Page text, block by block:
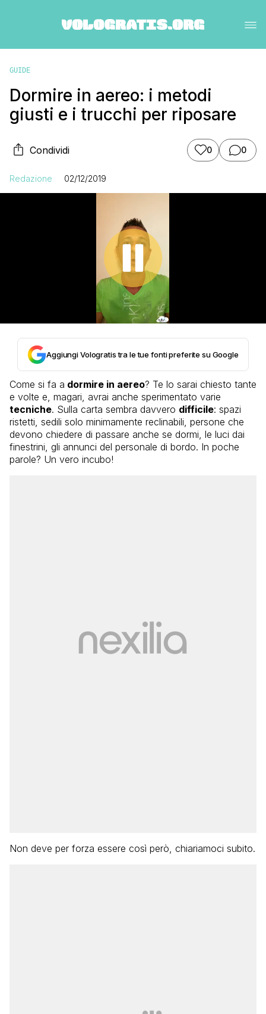
GUIDE
Dormire in aereo: i metodi
giusti e i trucchi per riposare
Condividi 0 0
Redazione 02/12/2019
Aggiungi Vologratis tra le tue fonti preferite su Google
Come si fa a dormire in aereo? Te lo sarai chiesto tante
e volte e, magari, avrai anche sperimentato varie
tecniche. Sulla carta sembra davvero difficile: spazi
ristetti, sedili solo minimamente reclinabili, persone che
devono chiedere di passare anche se dormi, le luci dai
finestrini, gli annunci del personale di bordo. In poche
parole? Un vero incubo!
Non deve per forza essere così però, chiariamoci subito.